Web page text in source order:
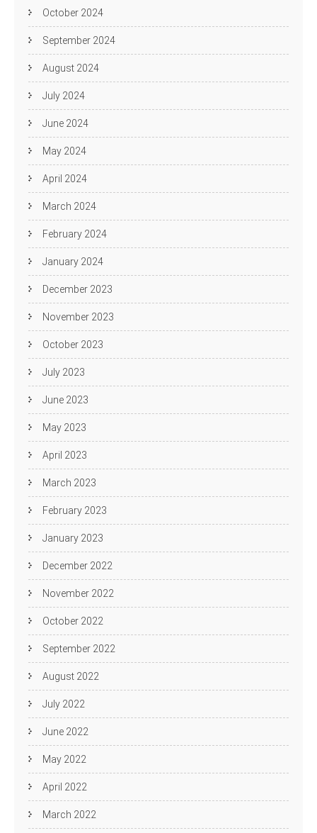
October 2024
September 2024
August 2024
July 2024
June 2024
May 2024
April 2024
March 2024
February 2024
January 2024
December 2023
November 2023
October 2023
July 2023
June 2023
May 2023
April 2023
March 2023
February 2023
January 2023
December 2022
November 2022
October 2022
September 2022
August 2022
July 2022
June 2022
May 2022
April 2022
March 2022